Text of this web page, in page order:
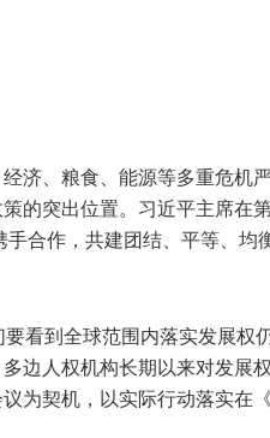
济、粮食、能源等多重危机
的突出位置。习近平主席在
合作，共建团结、平等、
看到全球范围内落实发展权
边人权机构长期以来对发展
为契机，以实际行动落实在